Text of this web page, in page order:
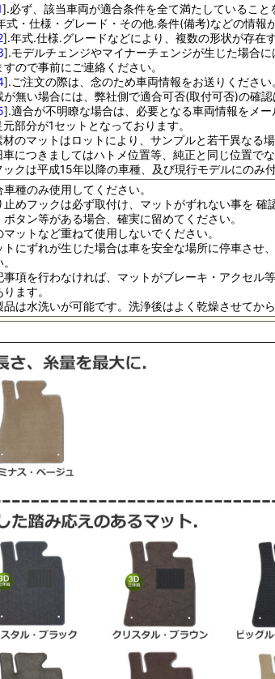
].必ず、該当車両が適合条件を全て満たしていること
式・仕様・グレード・その他.条件(備考)などの情報
].年式.仕様.グレードなどにより、複数の形状が存在
].モデルチェンジやマイナーチェンジが生じた場合
すので事前にご連絡ください。
].ご注文の際は、念のため車両情報をお送りください
が無い場合には、弊社側で適合可否(取付可否)の確認
].適合が不明瞭な場合は、必要となる車両情報をメー
部分が1セットとなっております。
のマットはロットにより、サンプルと若干異なる場
につきましてはハトメ位置等、純正と同じ位置でな
クは平成15年以降の車種、及び現行モデルにのみ
車種のみ使用してください。
止めフックは必ず取付け、マットがずれない事を 確
ボタン等がある場合、確実に留めてください。
マットなど重ねて使用しないでください。
トにずれが生じた場合は車を安全な場所に停車させ
事項を行わなければ、マットがブレーキ・アクセル
ます。
品は水洗いが可能です。洗浄後はよく乾燥させてか